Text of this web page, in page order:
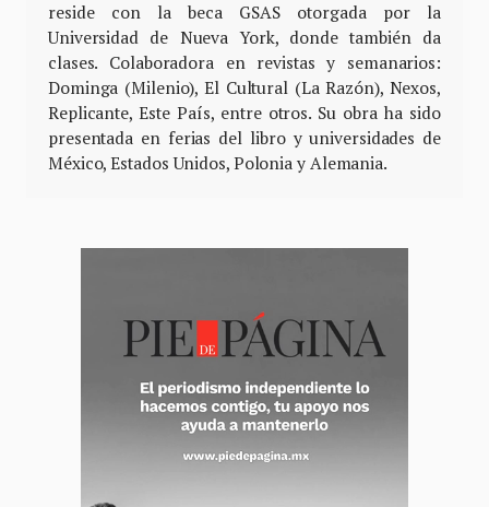
reside con la beca GSAS otorgada por la
Universidad de Nueva York, donde también da
clases. Colaboradora en revistas y semanarios:
Dominga (Milenio), El Cultural (La Razón), Nexos,
Replicante, Este País, entre otros. Su obra ha sido
presentada en ferias del libro y universidades de
México, Estados Unidos, Polonia y Alemania.